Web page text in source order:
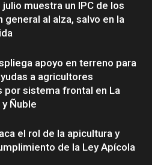
julio muestra un IPC de los
general al alza, salvo en la
apoyo en terreno para
a agricultores
por sistema frontal en La
Ñuble
el rol de la apicultura y
de la Ley Apícola